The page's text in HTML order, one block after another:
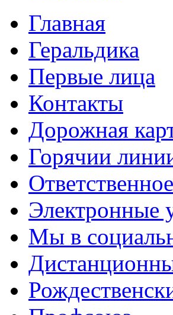
Главная
Геральдика
Первые лица
Контакты
Дорожная
Горячии
Электронные
Мы в